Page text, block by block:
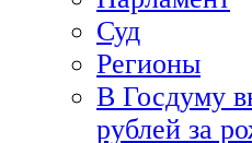
Суд
Регионы
В Госдуму
рублей за